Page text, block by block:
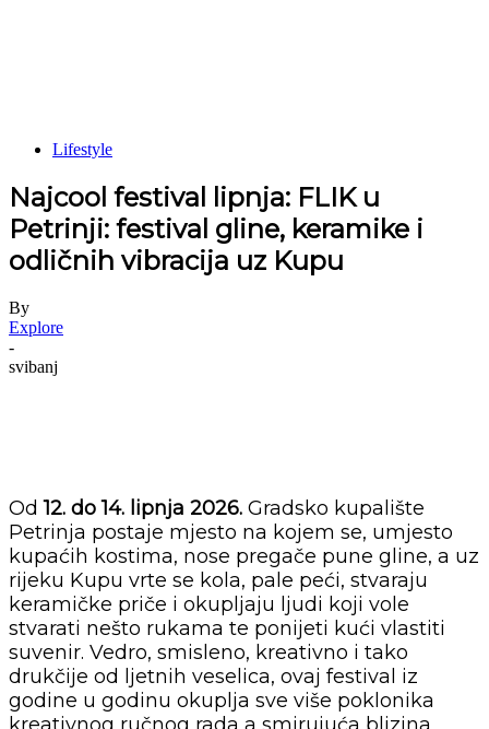
Lifestyle
Najcool festival lipnja: FLIK u
Petrinji: festival gline, keramike i
odličnih vibracija uz Kupu
By
Explore
-
svibanj
Od12. do 14. lipnja 2026. Gradsko kupalište
Petrinja postaje mjesto na kojem se, umjesto
kupaćih kostima, nose pregače pune gline, a uz
rijeku Kupu vrte se kola, pale peći, stvaraju
keramičke priče i okupljaju ljudi koji vole
stvarati nešto rukama te ponijeti kući vlastiti
suvenir. Vedro, smisleno, kreativno i tako
drukčije od ljetnih veselica, ovaj festival iz
godine u godinu okuplja sve više poklonika